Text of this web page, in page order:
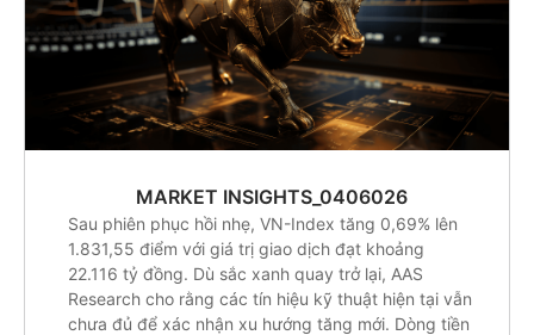
MARKET INSIGHTS_0406026
Sau phiên phục hồi nhẹ, VN-Index tăng 0,69% lên
1.831,55 điểm với giá trị giao dịch đạt khoảng
22.116 tỷ đồng. Dù sắc xanh quay trở lại, AAS
Research cho rằng các tín hiệu kỹ thuật hiện tại vẫn
chưa đủ để xác nhận xu hướng tăng mới. Dòng tiền